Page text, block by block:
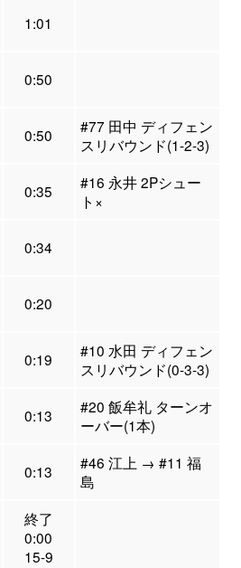
1:01
0:50
0:50
#77 田中 ディフェン
スリバウンド(1-2-3)
0:35
#16 永井 2Pシュー
ト×
0:34
0:20
0:19
#10 水田 ディフェン
スリバウンド(0-3-3)
0:13
#20 飯牟礼 ターンオ
ーバー(1本)
0:13
#46 江上 → #11 福
島
終了
0:00
15-9